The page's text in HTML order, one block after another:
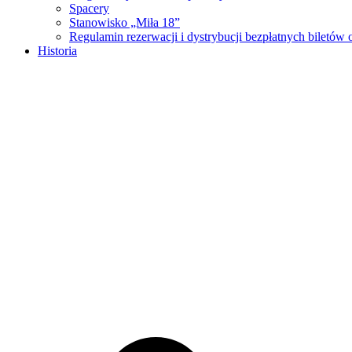
Spacery
Stanowisko „Miła 18”
Regulamin rezerwacji i dystrybucji bezpłatnych
Historia